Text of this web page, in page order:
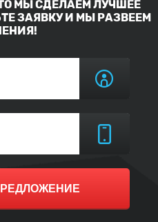
МЫ СДЕЛАЕМ ЛУЧШЕЕ
ЗАЯВКУ И МЫ РАЗВЕЕМ